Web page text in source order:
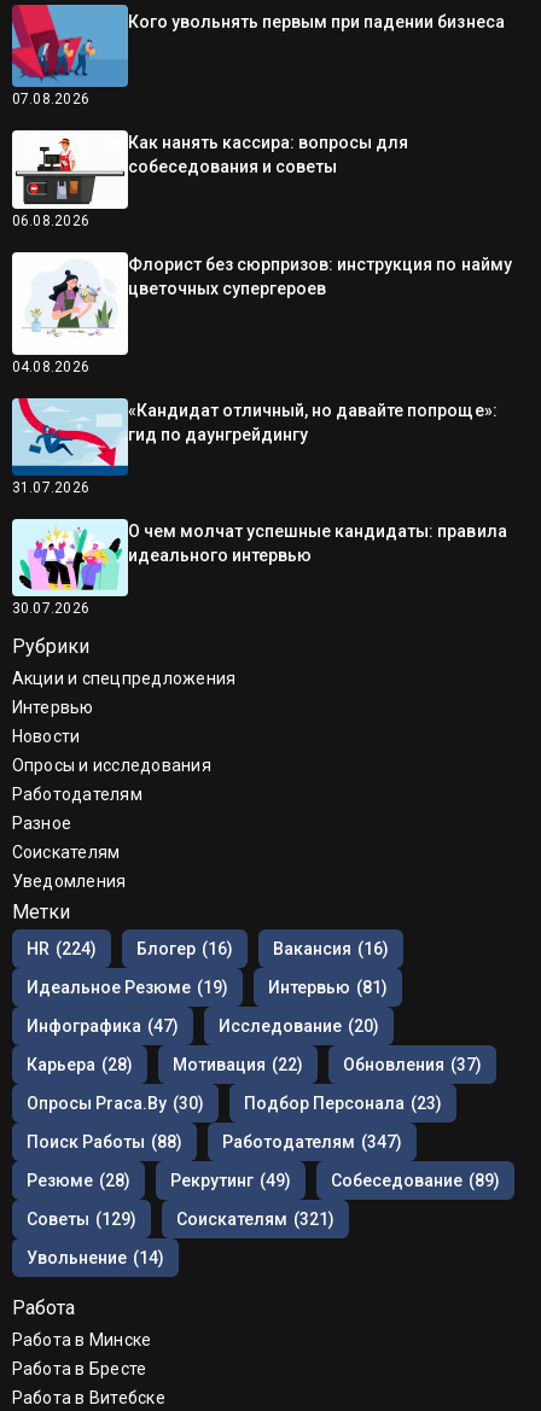
07.08.2026
Кого увольнять первым при падении бизнеса
06.08.2026
Как нанять кассира: вопросы для
собеседования и советы
04.08.2026
Флорист без сюрпризов: инструкция по найму
цветочных супергероев
31.07.2026
«Кандидат отличный, но давайте попроще»:
гид по даунгрейдингу
30.07.2026
О чем молчат успешные кандидаты: правила
идеального интервью
Рубрики
Акции и спецпредложения
Интервью
Новости
Опросы и исследования
Работодателям
Разное
Соискателям
Уведомления
Метки
HR (224) Блогер (16) Вакансия (16)
Идеальное Резюме (19) Интервью (81)
Инфографика (47) Исследование (20)
Карьера (28) Мотивация (22) Обновления (37)
Опросы Praca.by (30) Подбор Персонала (23)
Поиск Работы (88) Работодателям (347)
Резюме (28) Рекрутинг (49) Собеседование (89)
Советы (129) Соискателям (321)
Увольнение (14)
Работа
Работа в Минске
Работа в Бресте
Работа в Витебске